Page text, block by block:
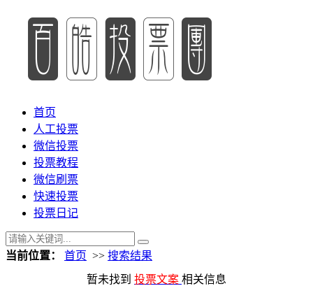
首页
人工投票
微信投票
投票教程
微信刷票
快速投票
投票日记
当前位置： 首页 >> 搜索结果
暂未找到 投票文案 相关信息